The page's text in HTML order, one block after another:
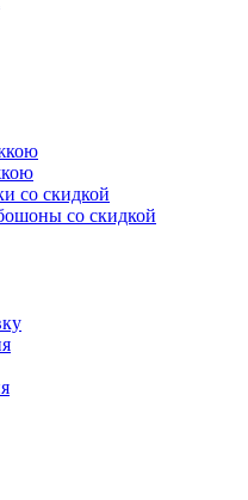
со скидкой
со скидкой